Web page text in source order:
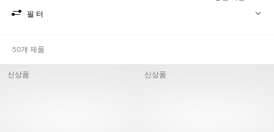
필터
50개 제품
신상품 신상품